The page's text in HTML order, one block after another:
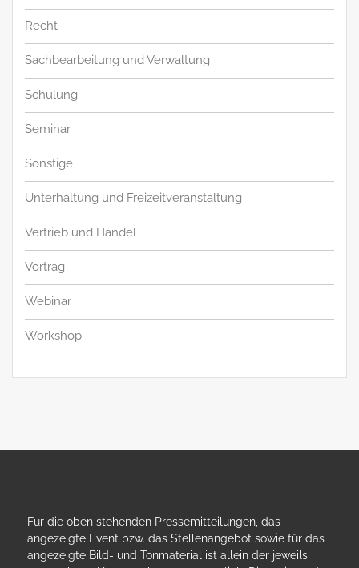
Recht
Sachbearbeitung und Verwaltung
Schulung
Seminar
Sonstige
Unterhaltung und Freizeitveranstaltung
Vertrieb und Handel
Vortrag
Webinar
Workshop
Für die oben stehenden Pressemitteilungen, das
angezeigte Event bzw. das Stellenangebot sowie für das
angezeigte Bild- und Tonmaterial ist allein der jeweils